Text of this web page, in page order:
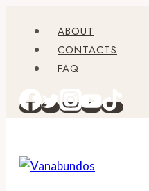
springen
ABOUT
CONTACTS
FAQ